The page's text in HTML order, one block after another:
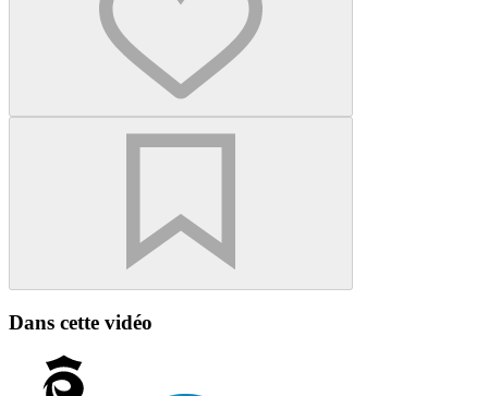
Dans cette vidéo